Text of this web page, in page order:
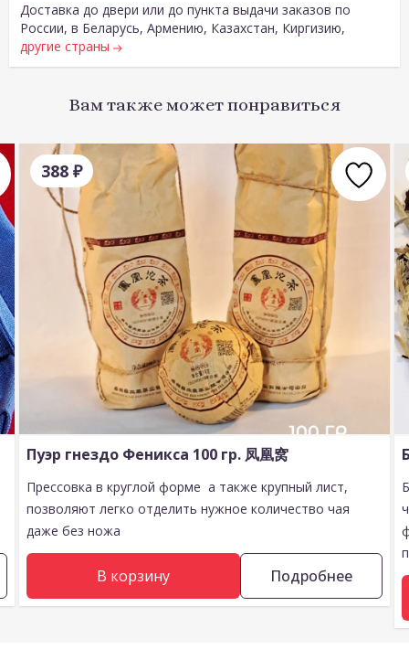
Доставка до двери или до пункта выдачи заказов по
России, в Беларусь, Армению, Казахстан, Киргизию,
другие страны
Вам также может понравиться
388 ₽
Пуэр гнездо Феникса 100 гр. 凤凰窝
В корзину Подробнее
Прессовка в круглой форме а также крупный лист,
позволяют легко отделить нужное количество чая
даже без ножа